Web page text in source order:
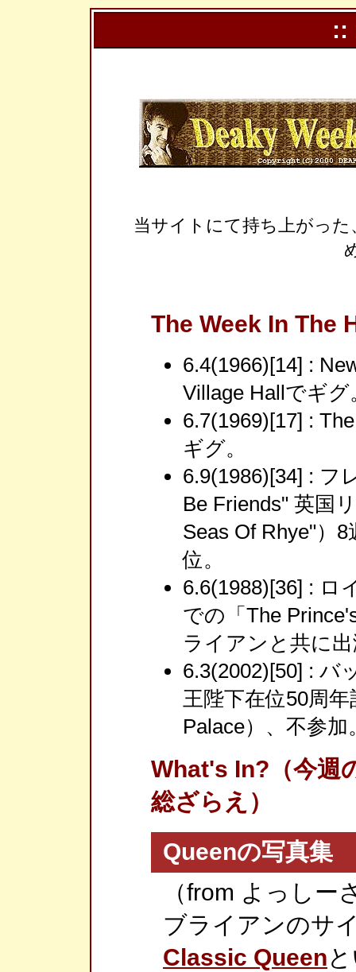
::
当サイトにて持ち上がっ
The Week In The
6.4(1966)[14] :
Village Hallでギグ
6.7(1969)[17] :
ギグ。
6.9(1986)[34] : フ
Be Friends" 英国
Seas Of Rhye"）
位。
6.6(1988)[36] : ロ
での「The
ライアンと共に
6.3(2002)[50] : バ
王陛下在位50周
Palace）、不参加
What's In?（今週
総ざらえ）
Queenの写真集
（from よっしー
ブライアンのサ
Classic Queen